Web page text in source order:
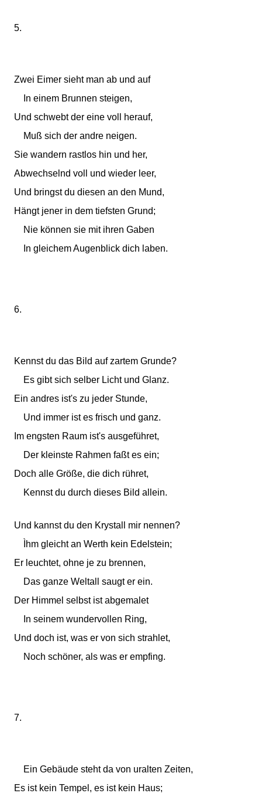
5.
Zwei Eimer sieht man ab und auf
In einem Brunnen steigen,
Und schwebt der eine voll herauf,
Muß sich der andre neigen.
Sie wandern rastlos hin und her,
Abwechselnd voll und wieder leer,
Und bringst du diesen an den Mund,
Hängt jener in dem tiefsten Grund;
Nie können sie mit ihren Gaben
In gleichem Augenblick dich laben.
6.
Kennst du das Bild auf zartem Grunde?
Es gibt sich selber Licht und Glanz.
Ein andres ist's zu jeder Stunde,
Und immer ist es frisch und ganz.
Im engsten Raum ist's ausgeführet,
Der kleinste Rahmen faßt es ein;
Doch alle Größe, die dich rühret,
Kennst du durch dieses Bild allein.
Und kannst du den Krystall mir nennen?
Ìhm gleicht an Werth kein Edelstein;
Er leuchtet, ohne je zu brennen,
Das ganze Weltall saugt er ein.
Der Himmel selbst ist abgemalet
In seinem wundervollen Ring,
Und doch ist, was er von sich strahlet,
Noch schöner, als was er empfing.
7.
Ein Gebäude steht da von uralten Zeiten,
Es ist kein Tempel, es ist kein Haus;